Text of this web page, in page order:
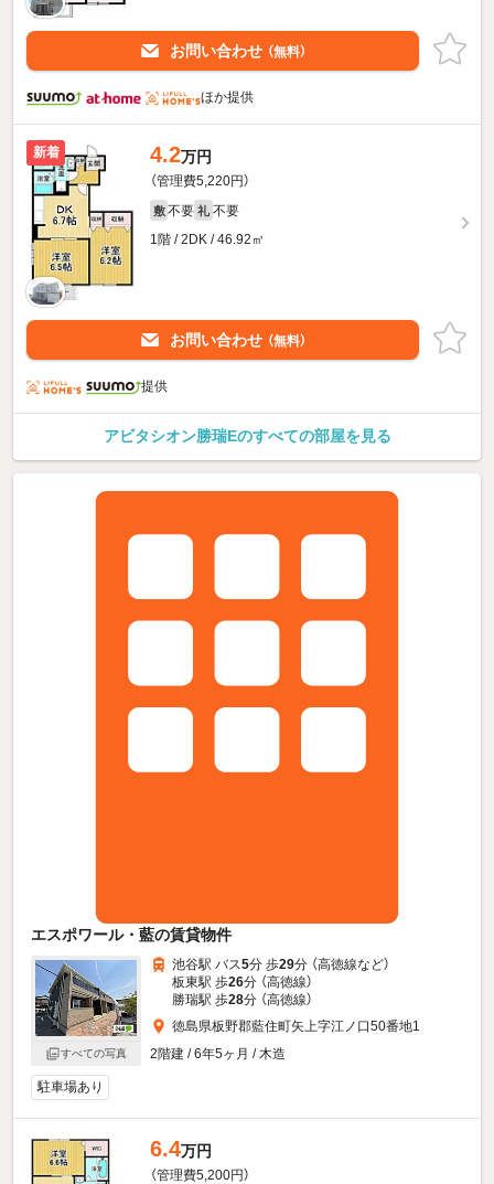
お問い合わせ （無料）
ほか提供
新着 4.2万円
（管理費5,220円）
敷 不要 礼 不要
1階 / 2DK / 46.92㎡
お問い合わせ （無料）
提供
アビタシオン勝瑞Eのすべての部屋を見る
エスポワール・藍の賃貸物件
すべての写真
池谷駅 バス5分 歩29分 （高徳線など）
板東駅 歩26分 （高徳線）
勝瑞駅 歩28分 （高徳線）
徳島県板野郡藍住町矢上字江ノ口50番地1
2階建 / 6年5ヶ月 / 木造
駐車場あり
6.4万円
（管理費5,200円）